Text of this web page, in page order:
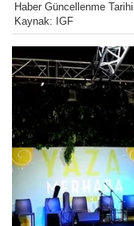
Haber Güncellenme
Kaynak: IGF